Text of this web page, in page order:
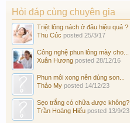
Hỏi đáp cùng chuyên gia
Triệt lông nách ở đâu hiệu quả ?
Thu Cúc posted 25/3/17
Công nghệ phun lông mày cho...
Xuân Hương posted 28/12/16
Phun môi xong nên dùng son...
Thảo My posted 14/12/23
Sẹo trắng có chữa được không?
Trần Hoàng Hiếu posted 13/9/23